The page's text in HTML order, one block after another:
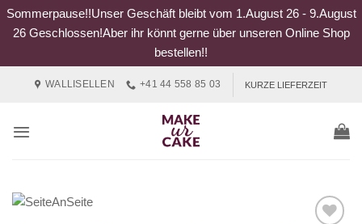
Sommerpause!!Unser Geschäft bleibt vom 1.August 26 - 9.August
26 Geschlossen!Aber ihr könnt gerne über unseren Online Shop
bestellen!!
WALLISELLEN +41 44 558 85 03 KURZE LIEFERZEIT